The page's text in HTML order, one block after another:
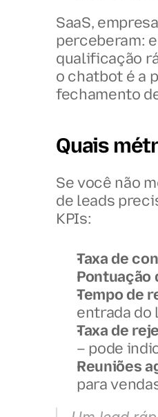
SaaS,
perceberam:
qualificação
o chatbot é a
fechamento
Quais
Se você não
de leads
KPIs:
Taxa de
Pontuação
Tempo de
entrada do
Taxa de
– pode
Reuniões
para